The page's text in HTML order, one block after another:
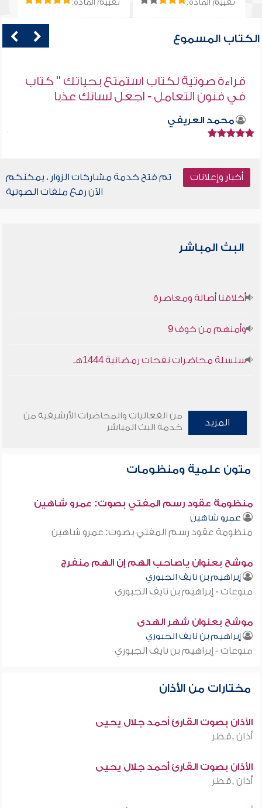
تقييم المادة: تقييم المادة:
الكتاب المسموع
قراءة صوتية لكتاب استمتع بحياتك " كتاب
في فنون التعامل - اجعل لسانك عذبا
محمد العريفي
أخبار وإعلانات
تم فتح خدمة مشاركات الزوار ، يمكنكم
الآن رفع ملفات الصوتية
البث المباشر
أخلاقنا أصالة ومعاصرة
وأمنهم من خوف 9
سلسلة محاضرات نفحات رمضانية 1444هـ
المزيد
من الفعاليات والمحاضرات الأرشيفية من
خدمة البث المباشر
متون علمية ومنظومات
منظومة عقود رسم المفتي بصوت: عمرو شاهين
عمرو شاهين
منظومة عقود رسم المفتي بصوت: عمرو شاهين
موشح بعنوان ياصاحب الهم إن الهم منفرج
إبراهيم بن نايف الجبوري
منوعات - إبراهيم بن نايف الجبوري
موشح بعنوان شهر الهدى
إبراهيم بن نايف الجبوري
منوعات - إبراهيم بن نايف الجبوري
مختارات من الأذان
الأذان بصوت القارئ أحمد جلال يحيى
أذان ,قطر
الأذان بصوت القارئ أحمد جلال يحيى
أذان ,قطر